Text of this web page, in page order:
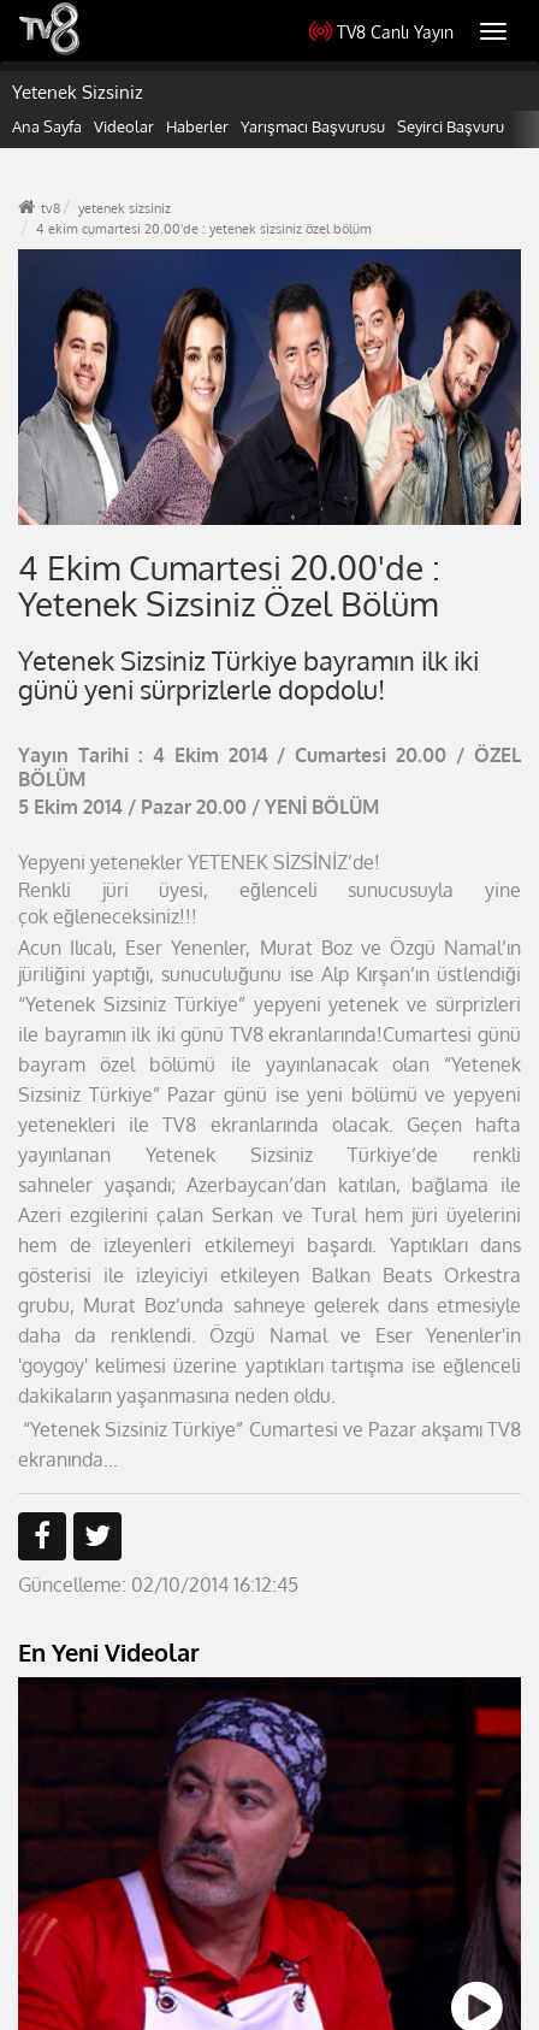
TV8 Canlı Yayın
Yetenek Sizsiniz
Ana Sayfa Videolar Haberler Yarışmacı Başvurusu Seyirci Başvuru
tv8
yetenek sizsiniz
4 ekim cumartesi 20.00'de : yetenek sizsiniz özel bölüm
4 Ekim Cumartesi 20.00'de :
Yetenek Sizsiniz Özel Bölüm
Yetenek Sizsiniz Türkiye bayramın ilk iki
günü yeni sürprizlerle dopdolu!
Yayın Tarihi : 4 Ekim 2014 / Cumartesi 20.00 / ÖZEL
BÖLÜM
5 Ekim 2014 / Pazar 20.00 / YENİ BÖLÜM
Yepyeni yetenekler YETENEK SİZSİNİZ’de!
Renkli jüri üyesi, eğlenceli sunucusuyla yine
çok eğleneceksiniz!!!
Acun Ilıcalı, Eser Yenenler, Murat Boz ve Özgü Namal’ın
jüriliğiniyaptığı, sunuculuğunu ise Alp Kırşan’ın üstlendiği
“Yetenek Sizsiniz Türkiye” yepyeni yetenek ve sürprizleri
ile bayramın ilk ikigünü TV8 ekranlarında!Cumartesi günü
bayram özel bölümü ile yayınlanacak olan “Yetenek
Sizsiniz Türkiye” Pazar günü ise yeni bölümü ve yepyeni
yetenekleri ile TV8 ekranlarında olacak. Geçen hafta
yayınlanan Yetenek Sizsiniz Türkiye’de renkli
sahneler yaşandı; Azerbaycan’dan katılan, bağlama ile
Azeri ezgilerini çalan Serkan ve Tural hem jüri üyelerini
hem de izleyenleri etkilemeyi başardı. Yaptıkları dans
gösterisi ile izleyiciyi etkileyen Balkan Beats Orkestra
grubu, Murat Boz’unda sahneye gelerek dans etmesiyle
daha da renklendi. Özgü Namal ve Eser Yenenler'in
'goygoy' kelimesi üzerine yaptıkları tartışma ise eğlenceli
dakikaların yaşanmasına neden oldu.
“Yetenek Sizsiniz Türkiye” Cumartesi ve Pazar akşamı TV8
ekranında...
Güncelleme: 02/10/2014 16:12:45
En Yeni Videolar